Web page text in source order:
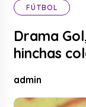
FÚTBOL
Drama
hinchas
admin